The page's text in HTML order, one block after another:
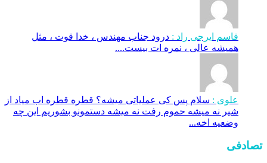
قاسم ایرجی راد : درود جناب مهندس ، خدا قوت ، مثل
همیشه عالی ، نمره ات بیست....
علوی : سلام پس کی عملیاتی میشه؟ قطره قطره اب میاد از
شیر نه میشه حموم رفت نه میشه دستمونو بشوریم این چه
وضعیه اخه...
تصادفی